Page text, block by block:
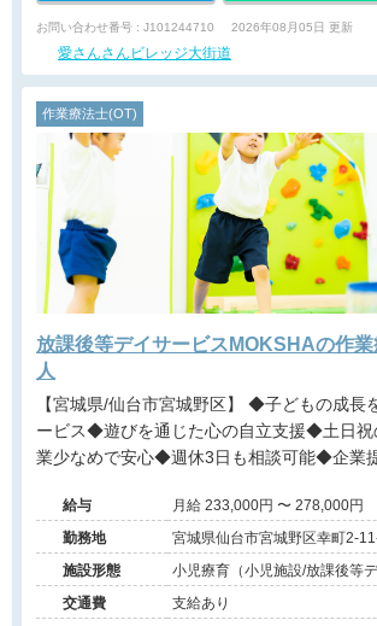
お問い合わせ番号 : J101244710 2026年08月05日 更新
愛さんさんビレッジ大街道
作業療法士(OT)
放課後等デイサービスMOKSHAの作
人
【宮城県/仙台市宮城野区】 ◆子どもの成長を育む児童デイサ
ービス◆遊びを通じた心の自立支援◆土日
業少なめで安心◆週休3日も相談可能◆企業
ーム◆未経験から挑戦可能
給与
月給 233,000円 〜 278,000円
勤務地
宮城県仙台市宮城野区幸町2-
101
施設形態
小児療育（小児施設/放課後等デ
交通費
支給あり